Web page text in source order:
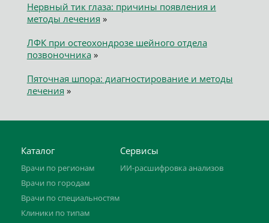
Нервный тик глаза: причины появления и
методы лечения »
ЛФК при остеохондрозе шейного отдела
позвоночника»
Пяточная шпора: диагностирование и методы
лечения »
Каталог
Врачи по регионам
Врачи по городам
Врачи по специальностям
Клиники по типам
Сервисы
ИИ-расшифровка анализов